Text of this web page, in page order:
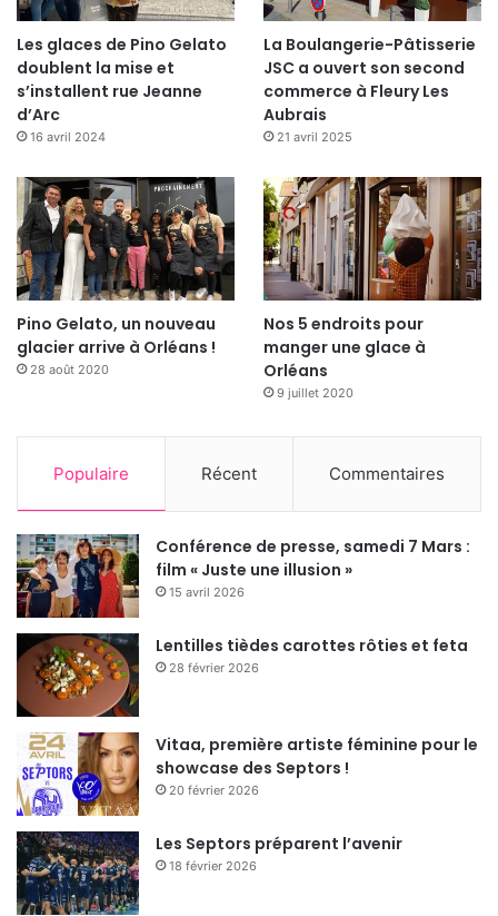
Les glaces de Pino Gelato
doublent la mise et
s’installent rue Jeanne
d’Arc
16 avril 2024
La Boulangerie-Pâtisserie
JSC a ouvert son second
commerce à Fleury Les
Aubrais
21 avril 2025
Pino Gelato, un nouveau
glacier arrive à Orléans !
28 août 2020
Nos 5 endroits pour
manger une glace à
Orléans
9 juillet 2020
Populaire Récent Commentaires
Conférence de presse, samedi 7 Mars :
film « Juste une illusion »
15 avril 2026
Lentilles tièdes carottes rôties et feta
28 février 2026
Vitaa, première artiste féminine pour le
showcase des Septors !
20 février 2026
Les Septors préparent l’avenir
18 février 2026